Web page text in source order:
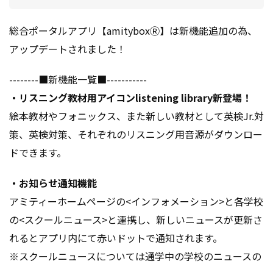
総合ポータルアプリ【amityboxⓇ】は新機能追加の為、
アップデートされました！
--------■新機能一覧■-----------
・リスニング教材用アイコンlistening library新登場！
絵本教材やフォニックス、また新しい教材として英検Jr.対
策、英検対策、それぞれのリスニング用音源がダウンロー
ドできます。
・お知らせ通知機能
アミティーホームページの<インフォメーション>と各学校
の<スクールニュース>と連携し、新しいニュースが更新さ
れるとアプリ内にて赤いドットで通知されます。
※スクールニュースについては通学中の学校のニュースの